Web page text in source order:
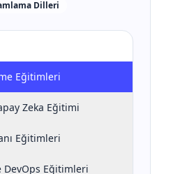
Dilleri
Eğitimleri
Zeka Eğitimi
Eğitimleri
Eğitimleri